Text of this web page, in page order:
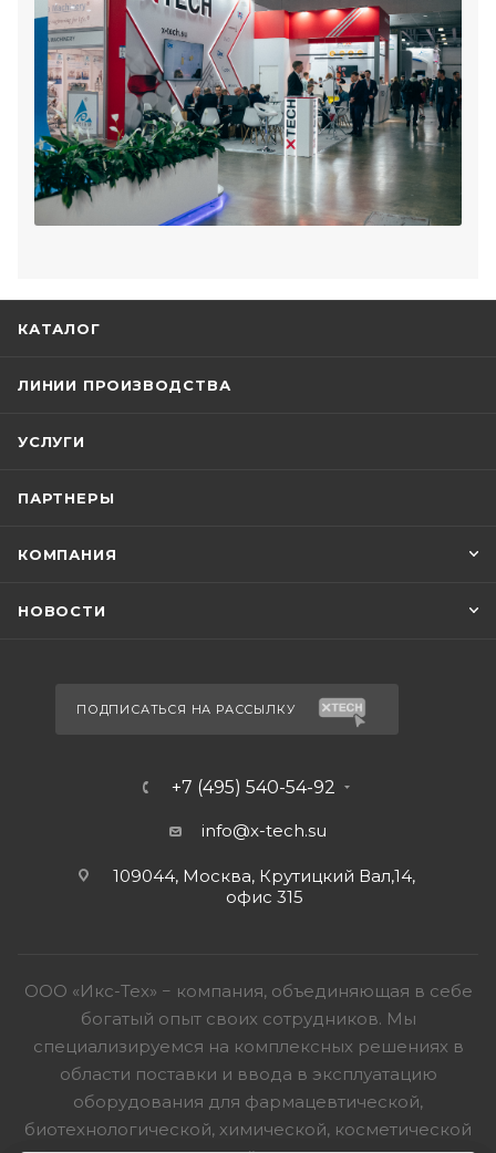
КАТАЛОГ
ЛИНИИ ПРОИЗВОДСТВА
УСЛУГИ
ПАРТНЕРЫ
КОМПАНИЯ
НОВОСТИ
ПОДПИСАТЬСЯ НА РАССЫЛКУ
+7 (495) 540-54-92
info@x-tech.su
109044, Москва, Крутицкий Вал,14,
офис 315
ООО «Икс-Тех» − компания, объединяющая в себе
богатый опыт своих сотрудников. Мы
специализируемся на комплексных решениях в
области поставки и ввода в эксплуатацию
оборудования для фармацевтической,
биотехнологической, химической, косметической